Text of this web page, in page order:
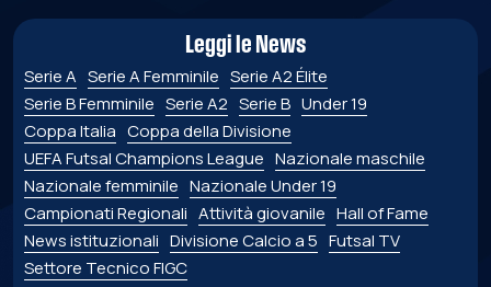
Leggi le News
Serie A Serie A Femminile Serie A2 Élite
Serie B Femminile Serie A2 Serie B Under 19
Coppa Italia Coppa della Divisione
UEFA Futsal Champions League Nazionale maschile
Nazionale femminile Nazionale Under 19
Campionati Regionali Attività giovanile Hall of Fame
News istituzionali Divisione Calcio a 5 Futsal TV
Settore Tecnico FIGC